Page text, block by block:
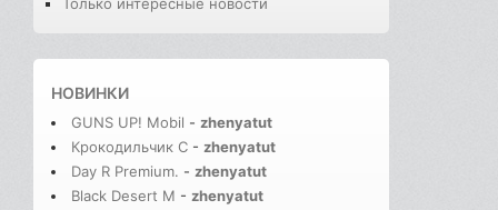
Только интересные новости
НОВИНКИ
GUNS UP! Mobil - zhenyatut
Крокодильчик С - zhenyatut
Day R Premium. - zhenyatut
Black Desert M - zhenyatut